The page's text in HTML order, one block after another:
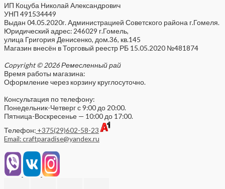
ИП Коцуба Николай Александрович
УНП 491534449
Выдан 04.05.2020г. Администрацией Советского района г.Гомеля.
Юридический адрес: 246029 г.Гомель,
улица Григория Денисенко, дом.36, кв.145
Магазин внесён в Торговый реестр РБ 15.05.2020 №481874
Copyright © 2026 Ремесленный рай
Время работы магазина:
Оформление через корзину круглосуточно.
Консультация по телефону:
Понедельник-Четверг с 9:00 до 20:00.
Пятница-Воскресенье — 10:00 до 17:00.
Телефон: +375(29)602-58-23
Email: craftparadise@yandex.ru